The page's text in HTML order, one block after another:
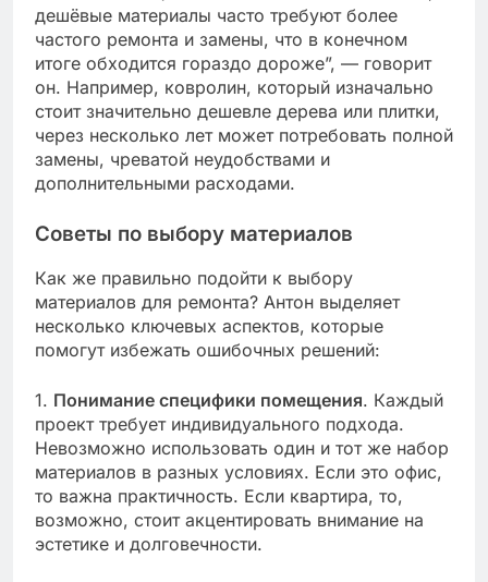
дешёвые материалы часто требуют более
частого ремонта и замены, что в конечном
итоге обходится гораздо дороже”, — говорит
он. Например, ковролин, который изначально
стоит значительно дешевле дерева или плитки,
через несколько лет может потребовать полной
замены, чреватой неудобствами и
дополнительными расходами.
Советы по выбору материалов
Как же правильно подойти к выбору
материалов для ремонта? Антон выделяет
несколько ключевых аспектов, которые
помогут избежать ошибочных решений:
1. Понимание специфики помещения. Каждый
проект требует индивидуального подхода.
Невозможно использовать один и тот же набор
материалов в разных условиях. Если это офис,
то важна практичность. Если квартира, то,
возможно, стоит акцентировать внимание на
эстетике и долговечности.